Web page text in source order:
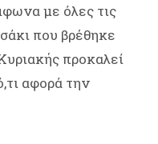
με όλες τις
που βρέθηκε
προκαλεί
αφορά την